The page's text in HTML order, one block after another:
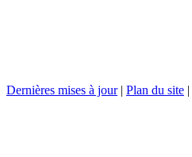
Dernières mises à jour| Plan du site |